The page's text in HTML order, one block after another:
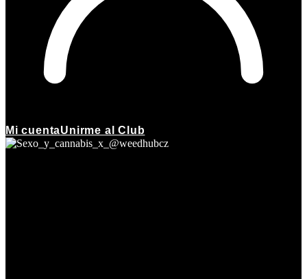
Mi cuentaUnirme al Club